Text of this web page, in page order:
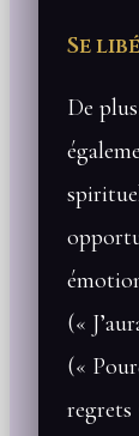
Se
De
(«
(«
regrets